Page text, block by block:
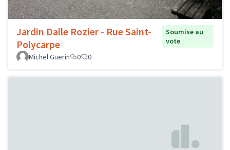
Jardin Dalle Rozier - Rue Saint-
Polycarpe
Soumise au
vote
Michel Guerin
0 0